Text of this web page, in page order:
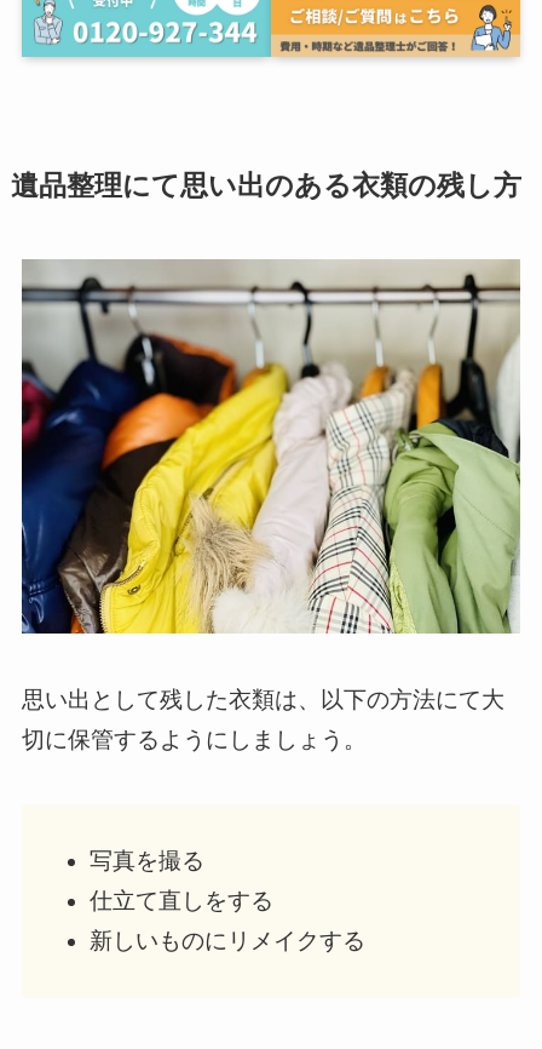
遺品整理にて思い出のある衣類の残し方
思い出として残した衣類は、以下の方法にて大
切に保管するようにしましょう。
写真を撮る
仕立て直しをする
新しいものにリメイクする